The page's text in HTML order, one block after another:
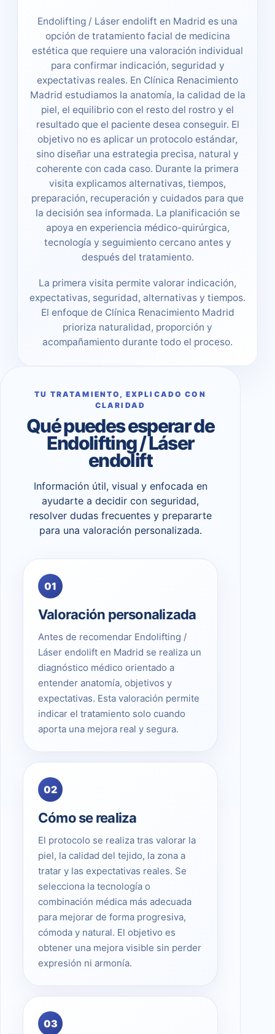
Endolifting / Láser endolift en Madrid es una
opción de tratamiento facial de medicina
estética que requiere una valoración individual
para confirmar indicación, seguridad y
expectativas reales. En Clínica Renacimiento
Madrid estudiamos la anatomía, la calidad de la
piel, el equilibrio con el resto del rostro y el
resultado que el paciente desea conseguir. El
objetivo no es aplicar un protocolo estándar,
sino diseñar una estrategia precisa, natural y
coherente con cada caso. Durante la primera
visita explicamos alternativas, tiempos,
preparación, recuperación y cuidados para que
la decisión sea informada. La planificación se
apoya en experiencia médico-quirúrgica,
tecnología y seguimiento cercano antes y
después del tratamiento.
La primera visita permite valorar indicación,
expectativas, seguridad, alternativas y tiempos.
El enfoque de Clínica Renacimiento Madrid
prioriza naturalidad, proporción y
acompañamiento durante todo el proceso.
TU TRATAMIENTO, EXPLICADO CON
CLARIDAD
Qué puedes esperar de
Endolifting / Láser
endolift
Información útil, visual y enfocada en
ayudarte a decidir con seguridad,
resolver dudas frecuentes y prepararte
para una valoración personalizada.
01
Valoración personalizada
Antes de recomendar Endolifting /
Láser endolift en Madrid se realiza un
diagnóstico médico orientado a
entender anatomía, objetivos y
expectativas. Esta valoración permite
indicar el tratamiento solo cuando
aporta una mejora real y segura.
02
Cómo se realiza
El protocolo se realiza tras valorar la
piel, la calidad del tejido, la zona a
tratar y las expectativas reales. Se
selecciona la tecnología o
combinación médica más adecuada
para mejorar de forma progresiva,
cómoda y natural. El objetivo es
obtener una mejora visible sin perder
expresión ni armonía.
03